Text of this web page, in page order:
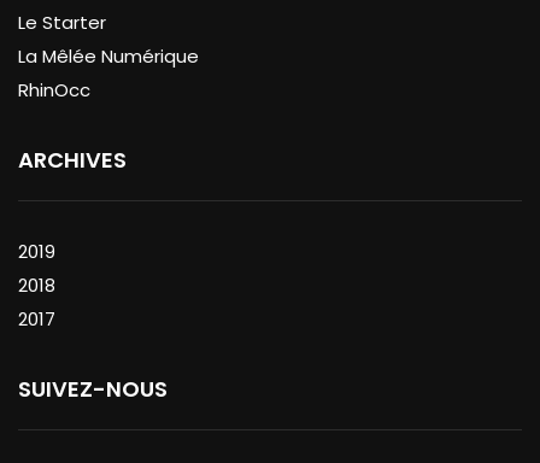
Le Starter
La Mêlée Numérique
RhinOcc
ARCHIVES
2019
2018
2017
SUIVEZ-NOUS